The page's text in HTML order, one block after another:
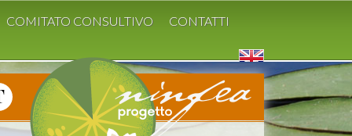
COMITATO CONSULTIVO CONTATTI